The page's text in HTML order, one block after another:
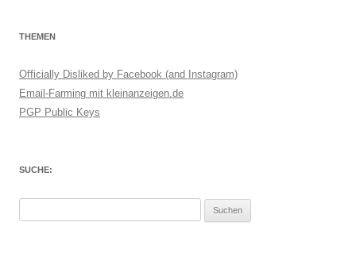
THEMEN
Officially Disliked by Facebook (and Instagram)
Email-Farming mit kleinanzeigen.de
PGP Public Keys
SUCHE: